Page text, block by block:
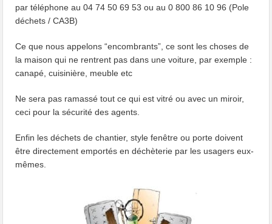
par téléphone au 04 74 50 69 53 ou au 0 800 86 10 96 (Pole
déchets / CA3B)
Ce que nous appelons “encombrants”, ce sont les choses de
la maison qui ne rentrent pas dans une voiture, par exemple :
canapé, cuisinière, meuble etc
Ne sera pas ramassé tout ce qui est vitré ou avec un miroir,
ceci pour la sécurité des agents.
Enfin les déchets de chantier, style fenêtre ou porte doivent
être directement emportés en déchèterie par les usagers eux-
mêmes.